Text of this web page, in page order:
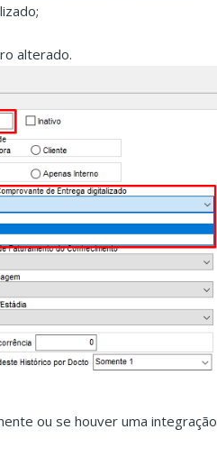
alterado.
ou se houver uma integração